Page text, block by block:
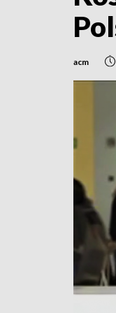
acm